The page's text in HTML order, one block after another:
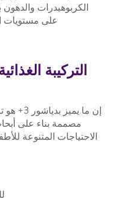
الكربوهيدرات
على مستويات
التركيبة
إن ما
مصممة بناء على
الاحتياجات المتنوعة